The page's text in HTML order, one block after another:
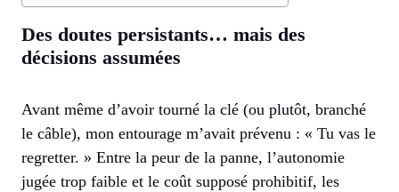
Des doutes persistants… mais des
décisions assumées
Avant même d’avoir tourné la clé (ou plutôt, branché
le câble), mon entourage m’avait prévenu : « Tu vas le
regretter. » Entre la peur de la panne, l’autonomie
jugée trop faible et le coût supposé prohibitif, les